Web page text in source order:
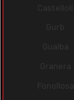
Castellolí
Gurb
Gualba
Granera
Fonollosa